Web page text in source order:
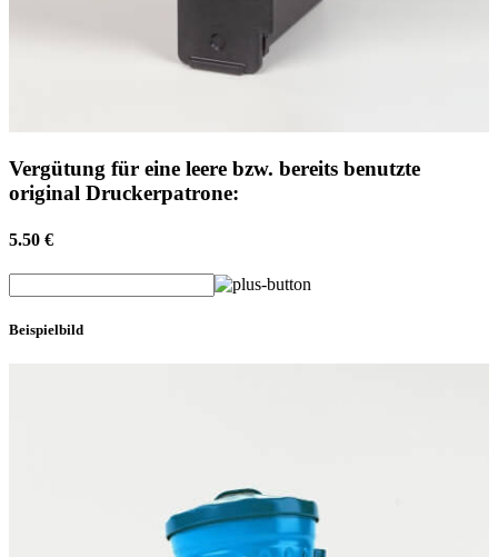
Vergütung für eine leere bzw. bereits benutzte
original Druckerpatrone:
5.50 €
Beispielbild